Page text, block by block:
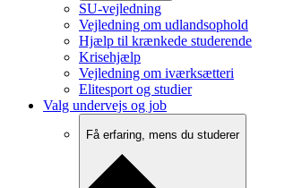
SU-vejledning
Vejledning om udlandsophold
Hjælp til krænkede studerende
Krisehjælp
Vejledning om iværksætteri
Elitesport og studier
Valg undervejs og job
Få erfaring, mens du studerer